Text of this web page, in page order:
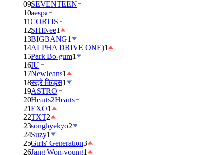
09SEVENTEEN
10aespa
11CORTIS
12SHINee1
13BIGBANG1
14ALPHA DRIVE ONE)1
15Park Bo-gum1
16IU
17NewJeans1
18स्ट्रे किड्स1
19ASTRO
20Hearts2Hearts
21EXO1
22TXT2
23songhyekyo2
24Suzy1
25Girls' Generation3
26Jang Won-young1